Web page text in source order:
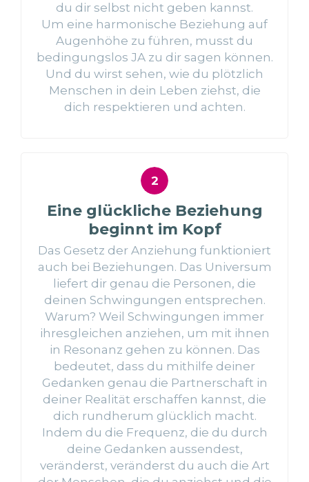
du dir selbst nicht geben kannst.
Um eine harmonische Beziehung auf
Augenhöhe zu führen, musst du
bedingungslos JA zu dir sagen können.
Und du wirst sehen, wie du plötzlich
Menschen in dein Leben ziehst, die
dich respektieren und achten.
Eine glückliche Beziehung
beginnt im Kopf
Das Gesetz der Anziehung funktioniert
auch bei Beziehungen. Das Universum
liefert dir genau die Personen, die
deinen Schwingungen entsprechen.
Warum? Weil Schwingungen immer
ihresgleichen anziehen, um mit ihnen
in Resonanz gehen zu können. Das
bedeutet, dass du mithilfe deiner
Gedanken genau die Partnerschaft in
deiner Realität erschaffen kannst, die
dich rundherum glücklich macht.
Indem du die Frequenz, die du durch
deine Gedanken aussendest,
veränderst, veränderst du auch die Art